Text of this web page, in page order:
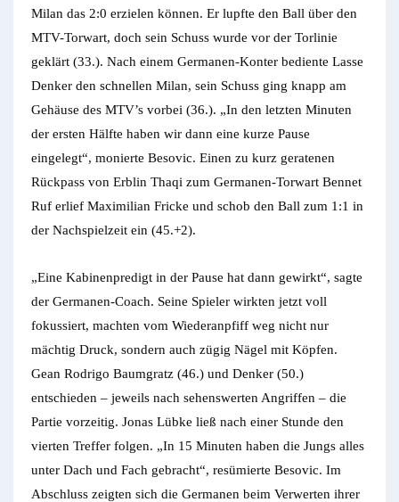
Milan das 2:0 erzielen können. Er lupfte den Ball über den
MTV-Torwart, doch sein Schuss wurde vor der Torlinie
geklärt (33.). Nach einem Germanen-Konter bediente Lasse
Denker den schnellen Milan, sein Schuss ging knapp am
Gehäuse des MTV’s vorbei (36.). „In den letzten Minuten
der ersten Hälfte haben wir dann eine kurze Pause
eingelegt“, monierte Besovic. Einen zu kurz geratenen
Rückpass von Erblin Thaqi zum Germanen-Torwart Bennet
Ruf erlief Maximilian Fricke und schob den Ball zum 1:1 in
der Nachspielzeit ein (45.+2).
„Eine Kabinenpredigt in der Pause hat dann gewirkt“, sagte
der Germanen-Coach. Seine Spieler wirkten jetzt voll
fokussiert, machten vom Wiederanpfiff weg nicht nur
mächtig Druck, sondern auch zügig Nägel mit Köpfen.
Gean Rodrigo Baumgratz (46.) und Denker (50.)
entschieden – jeweils nach sehenswerten Angriffen – die
Partie vorzeitig. Jonas Lübke ließ nach einer Stunde den
vierten Treffer folgen. „In 15 Minuten haben die Jungs alles
unter Dach und Fach gebracht“, resümierte Besovic. Im
Abschluss zeigten sich die Germanen beim Verwerten ihrer